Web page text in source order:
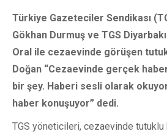
Türkiye Gazeteciler Sendikası
Gökhan Durmuş ve TGS
Oral ile cezaevinde görüşen
Doğan “Cezaevinde gerçek
bir şey. Haberi sesli olarak
haber konuşuyor” dedi.
TGS yöneticileri, cezaevinde